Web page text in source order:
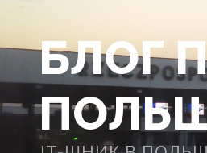
БЛОГ